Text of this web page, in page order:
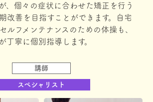
、個々の症状に合わせた矯正を行う
改善を目指すことができます。⾃宅
ルフメンテナンスのための体操も、
丁寧に個別指導します。
講師
スペシャリスト